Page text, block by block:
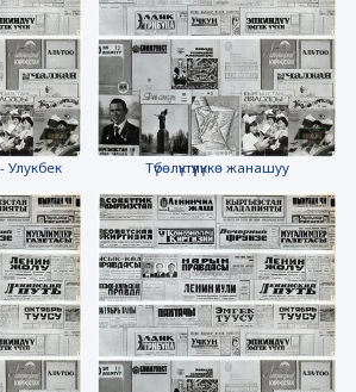
Улукбек Түбөлүктүүлүккө жанашуу